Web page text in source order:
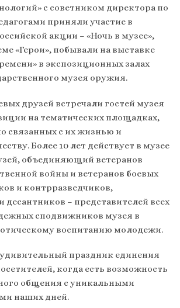
с советником директора по
приняли участие в
акции – «Ночь в музее»,
«Герои», побывали на выставке
в экспозиционных залах
музея оружия.
друзей встречали гостей музея
на тематических площадках,
связанных с их жизнью и
Более 10 лет действует в музее
объединяющий ветеранов
войны и ветеранов боевых
и контрразведчиков,
десантников – представителей всех
сподвижников музея в
воспитанию молодежи.
удивительный праздник единения
когда есть возможность
общения с уникальными
наших дней.